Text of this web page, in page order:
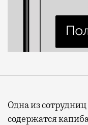
Одна из
содержатся